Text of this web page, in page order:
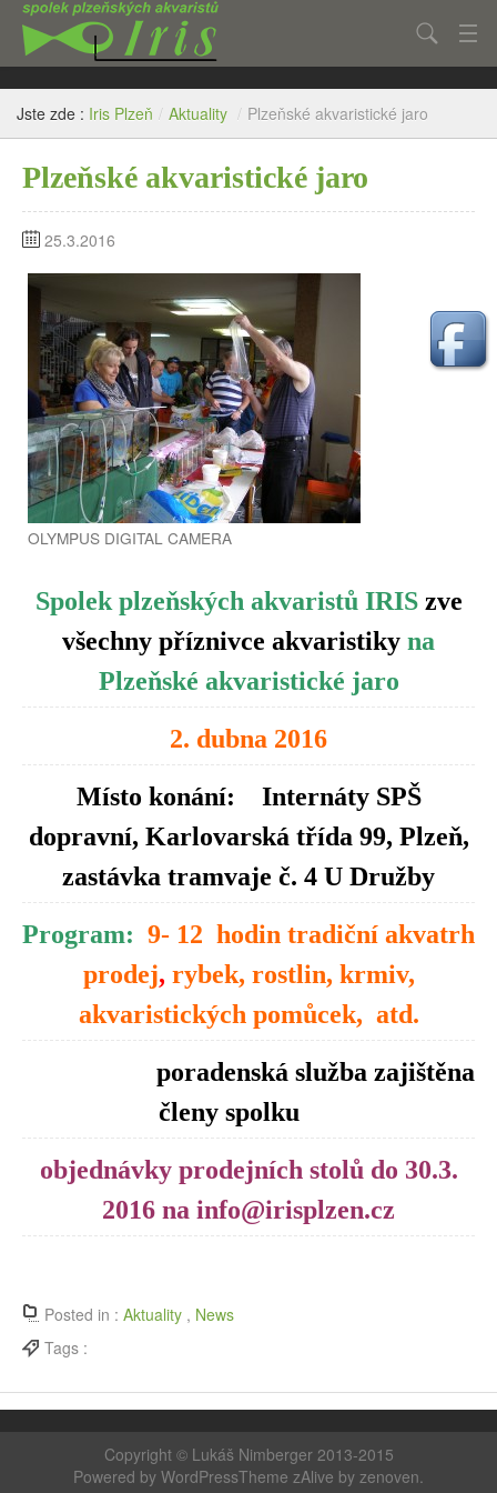
Aktuality
Články
Fotogalerie
O spolku
Kontakt
Inzerce
Hledat
Jste zde : Iris Plzeň / Aktuality / Plzeňské akvaristické jaro
Plzeňské akvaristické jaro
25.3.2016
OLYMPUS DIGITAL CAMERA
Spolek plzeňských akvaristů IRIS zve
všechny příznivce akvaristiky na
Plzeňské akvaristické jaro
2. dubna 2016
Místo konání: Internáty SPŠ
dopravní, Karlovarská třída 99, Plzeň,
zastávka tramvaje č. 4 U Družby
Program: 9- 12 hodin tradiční akvatrh
prodej, rybek, rostlin, krmiv,
akvaristických pomůcek, atd.
poradenská služba zajištěna
členy spolku
objednávky prodejních stolů do 30.3.
2016 na info@irisplzen.cz
Posted in : Aktuality , News
Tags :
Copyright © Lukáš Nimberger 2013-2015
Powered by WordPressTheme zAlive by zenoven